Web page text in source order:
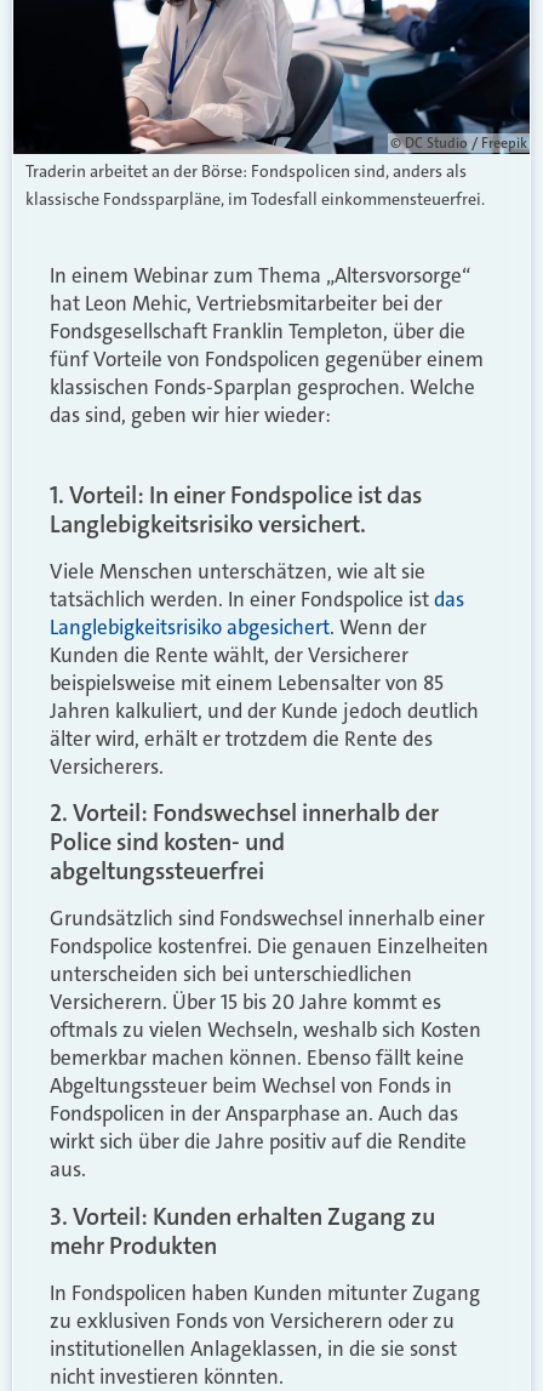
© DC Studio / Freepik
Traderin arbeitet an der Börse: Fondspolicen sind, anders als
klassische Fondssparpläne, im Todesfall einkommensteuerfrei.
In einem Webinar zum Thema „Altersvorsorge“
hat Leon Mehic, Vertriebsmitarbeiter bei der
Fondsgesellschaft Franklin Templeton, über die
fünf Vorteile von Fondspolicen gegenüber einem
klassischen Fonds-Sparplan gesprochen. Welche
das sind, geben wir hier wieder:
1. Vorteil: In einer Fondspolice ist das
Langlebigkeitsrisiko versichert.
Viele Menschen unterschätzen, wie alt sie
tatsächlich werden. In einer Fondspolice istdas
Langlebigkeitsrisiko abgesichert. Wenn der
Kunden die Rente wählt, der Versicherer
beispielsweise mit einem Lebensalter von 85
Jahren kalkuliert, und der Kunde jedoch deutlich
älter wird, erhält er trotzdem die Rente des
Versicherers.
2. Vorteil: Fondswechsel innerhalb der
Police sind kosten- und
abgeltungssteuerfrei
Grundsätzlich sind Fondswechsel innerhalb einer
Fondspolice kostenfrei. Die genauen Einzelheiten
unterscheiden sich bei unterschiedlichen
Versicherern. Über 15 bis 20 Jahre kommt es
oftmals zu vielen Wechseln, weshalb sich Kosten
bemerkbar machen können. Ebenso fällt keine
Abgeltungssteuer beim Wechsel von Fonds in
Fondspolicen in der Ansparphase an. Auch das
wirkt sich über die Jahre positiv auf die Rendite
aus.
3. Vorteil: Kunden erhalten Zugang zu
mehr Produkten
In Fondspolicen haben Kunden mitunter Zugang
zu exklusiven Fonds von Versicherern oder zu
institutionellen Anlageklassen, in die sie sonst
nicht investieren könnten.